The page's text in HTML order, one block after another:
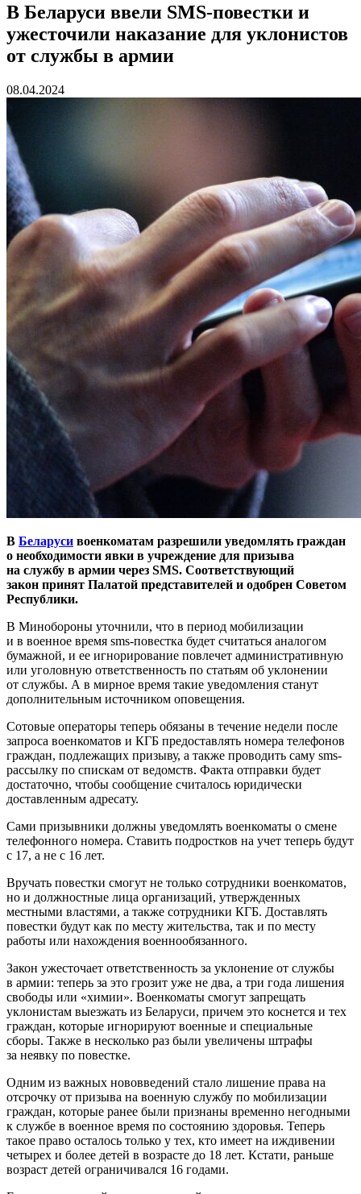
В Беларуси ввели SMS-повестки и
ужесточили наказание для уклонистов
от службы в армии
08.04.2024
В Беларуси военкоматам разрешили уведомлять граждан
о необходимости явки в учреждение для призыва
на службу в армии через SMS. Соответствующий
закон принят Палатой представителей и одобрен Советом
Республики.
В Минобороны уточнили, что в период мобилизации
и в военное время sms-повестка будет считаться аналогом
бумажной, и ее игнорирование повлечет административную
или уголовную ответственность по статьям об уклонении
от службы. А в мирное время такие уведомления станут
дополнительным источником оповещения.
Сотовые операторы теперь обязаны в течение недели после
запроса военкоматов и КГБ предоставлять номера телефонов
граждан, подлежащих призыву, а также проводить саму sms-
рассылку по спискам от ведомств. Факта отправки будет
достаточно, чтобы сообщение считалось юридически
доставленным адресату.
Сами призывники должны уведомлять военкоматы о смене
телефонного номера. Ставить подростков на учет теперь будут
с 17, а не с 16 лет.
Вручать повестки смогут не только сотрудники военкоматов,
но и должностные лица организаций, утвержденных
местными властями, а также сотрудники КГБ. Доставлять
повестки будут как по месту жительства, так и по месту
работы или нахождения военнообязанного.
Закон ужесточает ответственность за уклонение от службы
в армии: теперь за это грозит уже не два, а три года лишения
свободы или «химии». Военкоматы смогут запрещать
уклонистам выезжать из Беларуси, причем это коснется и тех
граждан, которые игнорируют военные и специальные
сборы. Также в несколько раз были увеличены штрафы
за неявку по повестке.
Одним из важных нововведений стало лишение права на
отсрочку от призыва на военную службу по мобилизации
граждан, которые ранее были признаны временно негодными
к службе в военное время по состоянию здоровья. Теперь
такое право осталось только у тех, кто имеет на иждивении
четырех и более детей в возрасте до 18 лет. Кстати, раньше
возраст детей ограничивался 16 годами.